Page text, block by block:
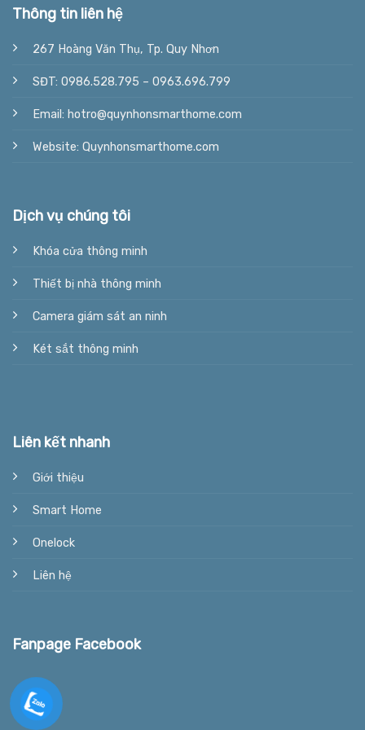
Thông tin liên hệ
267 Hoàng Văn Thụ, Tp. Quy Nhơn
SĐT: 0986.528.795 – 0963.696.799
Email: hotro@quynhonsmarthome.com
Website: Quynhonsmarthome.com
Dịch vụ chúng tôi
Khóa cửa thông minh
Thiết bị nhà thông minh
Camera giám sát an ninh
Két sắt thông minh
Liên kết nhanh
Giới thiệu
Smart Home
Onelock
Liên hệ
Fanpage Facebook